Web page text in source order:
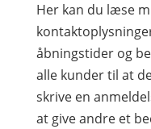
Her kan du læse
åbningstider og
alle kunder til at
skrive en
at give andre et